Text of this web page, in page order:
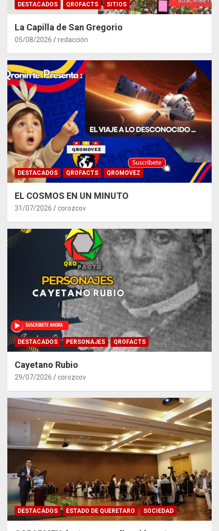
DESTACADOS QROFACTS SITIOS
La Capilla de San Gregorio
05/08/2026 redacción
DESTACADOS QROFACTS QROMOVEZ
EL COSMOS EN UN MINUTO
31/07/2026 corozcov
DESTACADOS PERSONAJES QROFACTS
Cayetano Rubio
29/07/2026 corozcov
DESTACADOS ESTADO DE QUERETARO SOCIEDAD